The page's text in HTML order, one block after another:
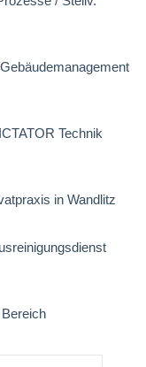
Technik
in Wandlitz